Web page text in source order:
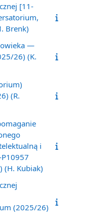
[11-
Brenk)
—
26) (K.
(R.
i
(H. Kubiak)
(2025/26)